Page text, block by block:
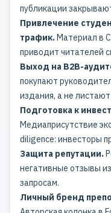
публикации
Привлечение
трафик.Материал в
приводит читателей
Выход на B2B-
покупают
издания, а не
Подготовка к
Медиаприсутствие
diligence: инвесторы
Защита репутации.
негативные отзывы
запросам.
Личный бренд